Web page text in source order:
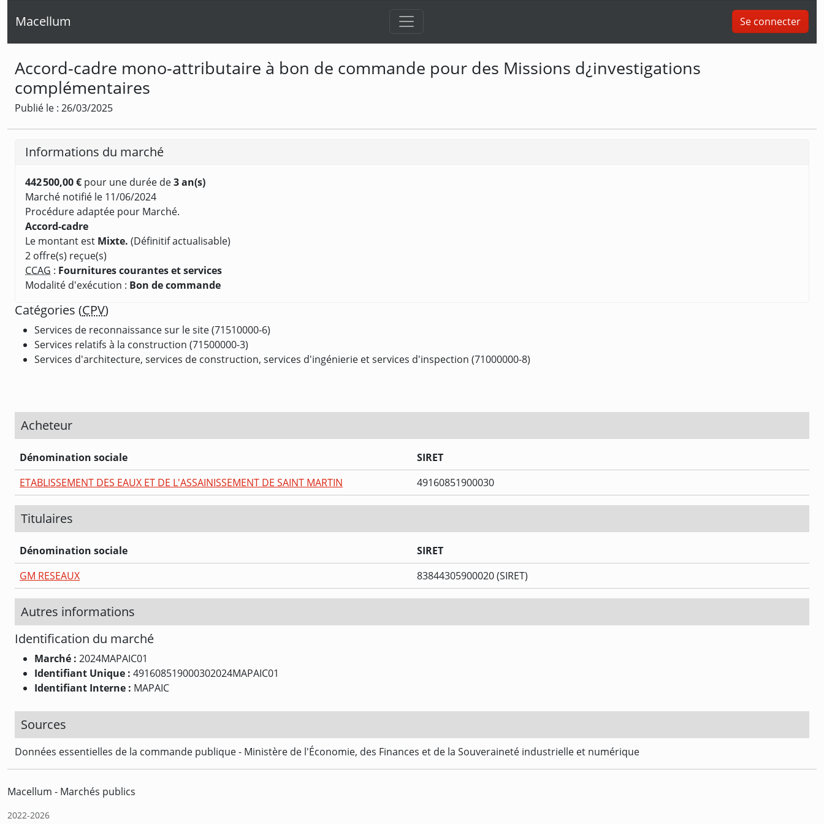
Macellum Se connecter
Accord-cadre mono-attributaire à bon de commande pour des Missions d¿investigations
complémentaires
Publié le : 26/03/2025
Informations du marché
442 500,00 € pour une durée de3 an(s)
Marché notifié le 11/06/2024
Procédure adaptée pour Marché.
Accord-cadre
Le montant est Mixte. (Définitif actualisable)
2 offre(s) reçue(s)
CCAG : Fournitures courantes et services
Modalité d'exécution : Bon de commande
Catégories (CPV)
Services de reconnaissance sur le site (71510000-6)
Services relatifs à la construction (71500000-3)
Services d'architecture, services de construction, services d'ingénierie et services d'inspection (71000000-8)
Acheteur
Dénomination sociale
SIRET
ETABLISSEMENT DES EAUX ET DE L'ASSAINISSEMENT DE SAINT MARTIN
49160851900030
Titulaires
Dénomination sociale
SIRET
GM RESEAUX
83844305900020 (SIRET)
Autres informations
Identification du marché
Marché : 2024MAPAIC01
Identifiant Unique : 491608519000302024MAPAIC01
Identifiant Interne : MAPAIC
Sources
Données essentielles de la commande publique - Ministère de l'Économie, des Finances et de la Souveraineté industrielle et numérique
Macellum - Marchés publics
2022-2026